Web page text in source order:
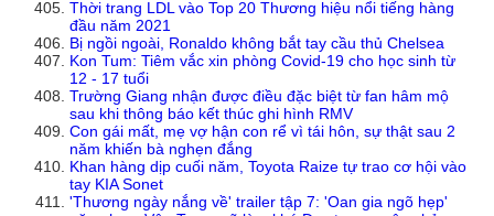
Thời trang LDL vào Top 20 Thương hiệu nổi tiếng hàng
đầu năm 2021
Bị ngồi ngoài, Ronaldo không bắt tay cầu thủ Chelsea
Kon Tum: Tiêm vắc xin phòng Covid-19 cho học sinh từ
12 - 17 tuổi
Trường Giang nhận được điều đặc biệt từ fan hâm mộ
sau khi thông báo kết thúc ghi hình RMV
Con gái mất, mẹ vợ hận con rể vì tái hôn, sự thật sau 2
năm khiến bà nghẹn đắng
Khan hàng dịp cuối năm, Toyota Raize tự trao cơ hội vào
tay KIA Sonet
'Thương ngày nắng về' trailer tập 7: 'Oan gia ngõ hẹp'